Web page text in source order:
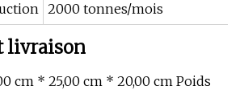
2000 tonnes/mois
livraison
cm * 25,00 cm * 20,00 cm Poids